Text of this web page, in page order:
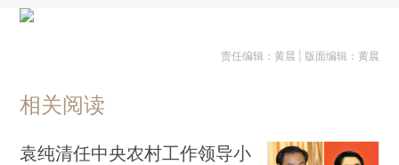
责任编辑：黄晨 | 版面编辑：黄晨
相关阅读
袁纯清任中央农村工作领导小